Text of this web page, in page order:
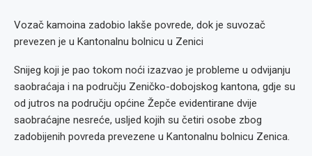
Vozač kamoina zadobio lakše povrede, dok je suvozač
prevezen je u Kantonalnu bolnicu u Zenici
Snijeg koji je pao tokom noći izazvao je probleme u odvijanju
saobraćaja i na području Zeničko-dobojskog kantona, gdje su
od jutros na području općine Žepče evidentirane dvije
saobraćajne nesreće, usljed kojih su četiri osobe zbog
zadobijenih povreda prevezene u Kantonalnu bolnicu Zenica.